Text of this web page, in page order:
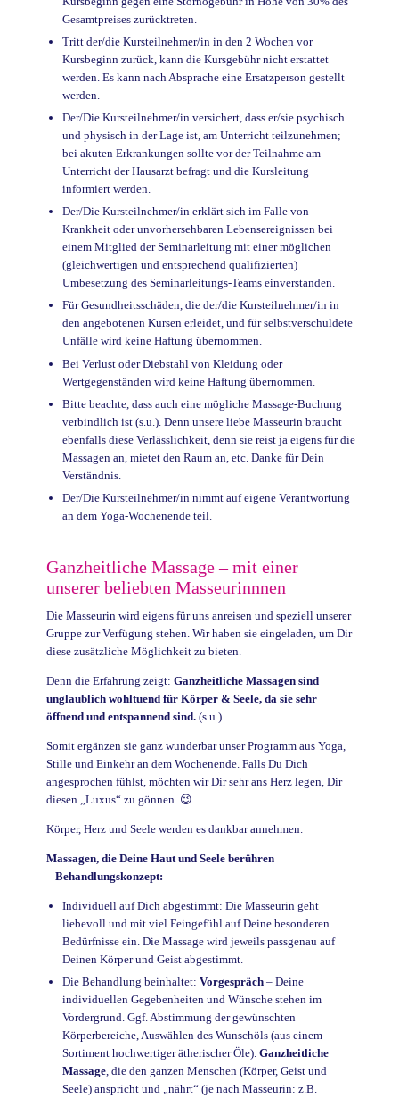
Gesamtpreises zurücktreten.
Tritt der/die Kursteilnehmer/in in den 2 Wochen vor
Kursbeginn zurück, kann die Kursgebühr nicht erstattet
werden. Es kann nach Absprache eine Ersatzperson gestellt
werden.
Der/Die Kursteilnehmer/in versichert, dass er/sie psychisch
und physisch in derLage ist, am Unterricht teilzunehmen;
bei akuten Erkrankungen sollte vor der Teilnahme am
Unterricht der Hausarzt befragt und die Kursleitung
informiert werden.
Der/Die Kursteilnehmer/in erklärt sich im Falle von
Krankheit oder unvorhersehbaren Lebensereignissen bei
einem Mitglied der Seminarleitung mit einer möglichen
(gleichwertigen und entsprechend qualifizierten)
Umbesetzung des Seminarleitungs-Teams einverstanden.
Für Gesundheitsschäden, die der/die Kursteilnehmer/in in
den angebotenen Kursen erleidet, und für selbstverschuldete
Unfälle wird keine Haftung übernommen.
Bei Verlust oder Diebstahl von Kleidung oder
Wertgegenständen wird keine Haftung übernommen.
Bitte beachte, dass auch eine mögliche Massage-Buchung
verbindlich ist (s.u.). Denn unsere liebe Masseurin braucht
ebenfalls diese Verlässlichkeit, denn sie reist ja eigens für die
Massagen an, mietet den Raum an, etc. Danke für Dein
Verständnis.
Der/Die Kursteilnehmer/in nimmt auf eigene Verantwortung
an dem Yoga-Wochenende teil.
Ganzheitliche Massage–mit einer
unserer beliebten Masseurinnnen
Die Masseurin wird eigens für uns anreisen und speziell unserer
Gruppe zur Verfügung stehen. Wir haben sie eingeladen, um Dir
diese zusätzliche Möglichkeit zu bieten.
Denn die Erfahrung zeigt: Ganzheitliche Massagen sind
unglaublich wohltuend für Körper & Seele, da sie sehr
öffnend und entspannend sind. (s.u.)
Somit ergänzen sie ganz wunderbar unser Programm aus Yoga,
Stille und Einkehr an dem Wochenende. Falls Du Dich
angesprochen fühlst, möchten wir Dir sehr ans Herz legen, Dir
diesen „Luxus“ zu gönnen. 😉
Körper, Herz und Seele werden es dankbar annehmen.
Massagen, die Deine Haut und Seele berühren
– Behandlungskonzept:
Individuell auf Dich abgestimmt: Die Masseurin geht
liebevoll und mit viel Feingefühl auf Deine besonderen
Bedürfnisse ein. Die Massage wird jeweils passgenau auf
Deinen Körper und Geist abgestimmt.
Die Behandlung beinhaltet: Vorgespräch– Deine
individuellen Gegebenheiten und Wünsche stehen im
Vordergrund. Ggf. Abstimmung der gewünschten
Körperbereiche, Auswählen des Wunschöls (aus einem
Sortiment hochwertiger ätherischer Öle). Ganzheitliche
Massage, die den ganzen Menschen (Körper, Geist und
Seele) anspricht und „nährt“ (je nach Masseurin: z.B.